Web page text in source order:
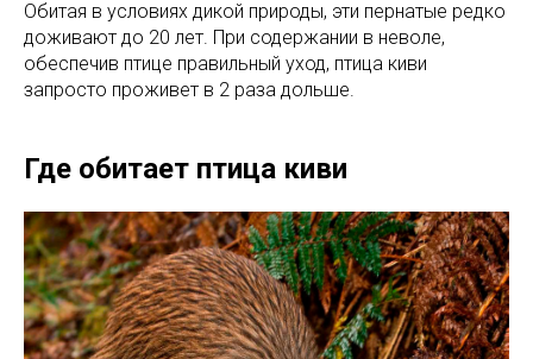
Обитая в условиях дикой природы, эти пернатые редко
доживают до 20 лет. При содержании в неволе,
обеспечив птице правильный уход, птица киви
запросто проживет в 2 раза дольше.
Где обитает птица киви